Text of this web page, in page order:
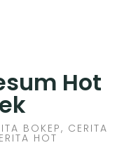
Hot
BOKEP, CERITA
HOT